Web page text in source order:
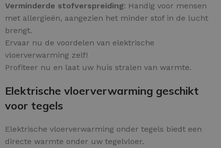
Verminderde stofverspreiding: Handig voor mensen
met allergieën, aangezien het minder stof in de lucht
brengt.
Ervaar nu de voordelen van elektrische
vloerverwarming zelf!
Profiteer nu en laat uw huis stralen van warmte.
Elektrische vloerverwarming geschikt
voor tegels
Elektrische vloerverwarming onder tegels biedt een
directe warmte onder uw tegelvloer.